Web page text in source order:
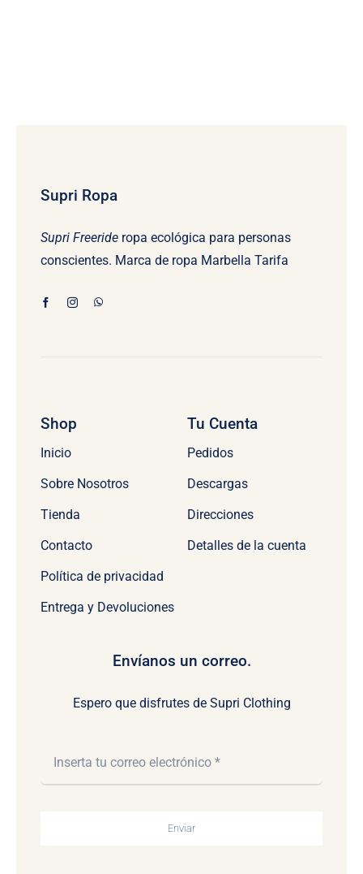
Supri Ropa
Supri Freerideropa ecológica para personas
conscientes. Marca de ropa Marbella Tarifa
Shop
Inicio
Sobre Nosotros
Tienda
Contacto
Política de privacidad
Entrega y Devoluciones
Tu Cuenta
Pedidos
Descargas
Direcciones
Detalles de la cuenta
Envíanos un correo.
Espero que disfrutes de Supri Clothing
Enviar